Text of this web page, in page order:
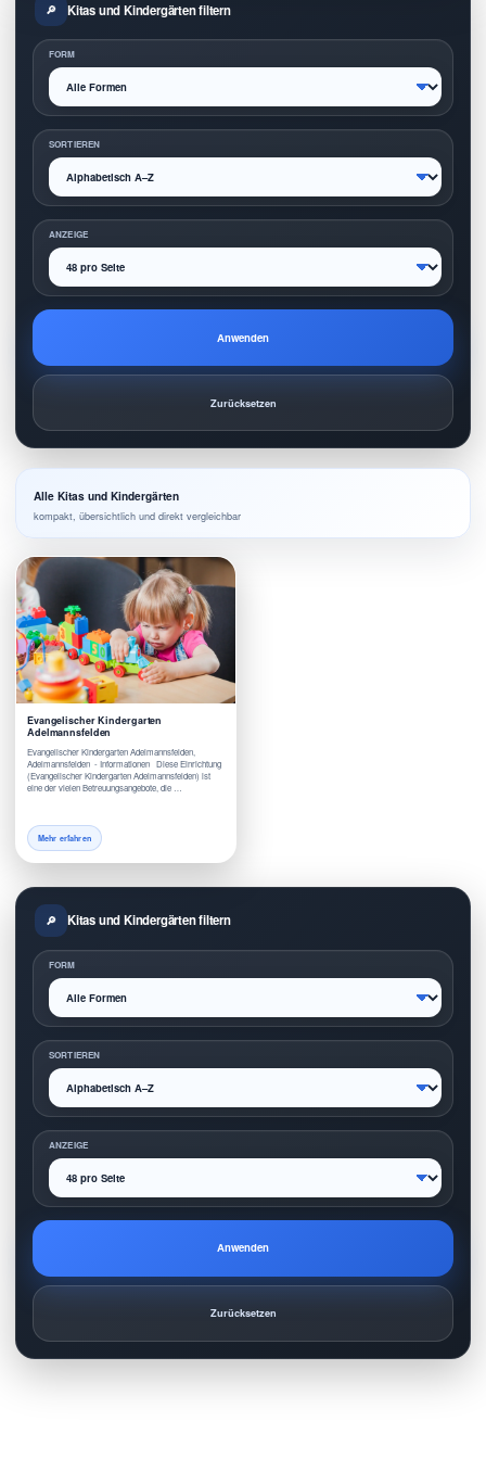
Kitas und Kindergärten filtern
FORM
SORTIEREN
ANZEIGE
Anwenden
Zurücksetzen
Alle Kitas und Kindergärten
kompakt, übersichtlich und direkt vergleichbar
Evangelischer Kindergarten
Adelmannsfelden
Evangelischer Kindergarten Adelmannsfelden,
Adelmannsfelden - Informationen Diese Einrichtung
(Evangelischer Kindergarten Adelmannsfelden) ist
eine der vielen Betreuungsangebote, die …
Mehr erfahren
Kitas und Kindergärten filtern
FORM
SORTIEREN
ANZEIGE
Anwenden
Zurücksetzen